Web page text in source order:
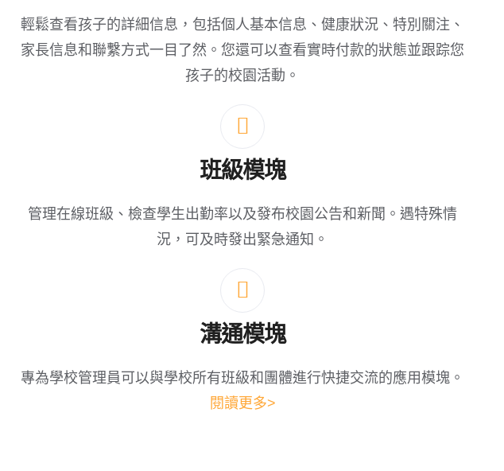
輕鬆查看孩子的詳細信息，包括個人基本信息、健康狀況、特別關注、
家長信息和聯繫方式一目了然。您還可以查看實時付款的狀態並跟踪您
孩子的校園活動。
班級模塊
管理在線班級、檢查學生出勤率以及發布校園公告和新聞。遇特殊情
況，可及時發出緊急通知。
溝通模塊
專為學校管理員可以與學校所有班級和團體進行快捷交流的應用模塊。
閱讀更多>